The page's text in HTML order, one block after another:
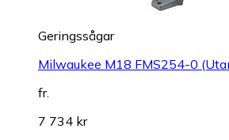
Geringssågar
Milwaukee M18 FMS254-0
fr.
7 734 kr